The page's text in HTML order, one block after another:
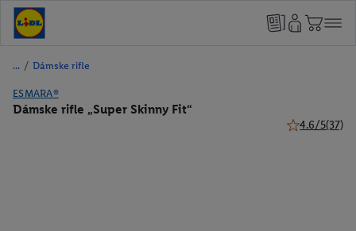
/ Dámske rifle
ESMARA®
Dámske rifle „Super Skinny Fit“
4.6/5(37)